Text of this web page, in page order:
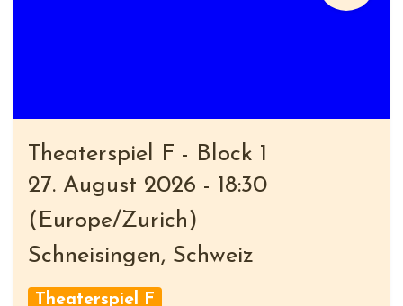
Theaterspiel F - Block 1
27. August 2026 - 18:30
( Europe/Zurich )
Schneisingen, Schweiz
Theaterspiel F